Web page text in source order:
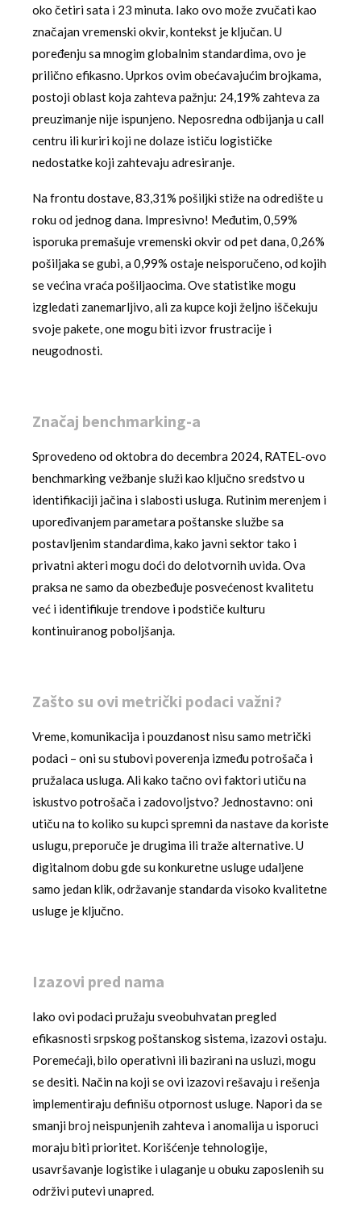
oko četiri sata i 23 minuta. Iako ovo može zvučati kao
značajan vremenski okvir, kontekst je ključan. U
poređenju sa mnogim globalnim standardima, ovo je
prilično efikasno. Uprkos ovim obećavajućim brojkama,
postoji oblast koja zahteva pažnju: 24,19% zahteva za
preuzimanje nije ispunjeno. Neposredna odbijanja u call
centru ili kuriri koji ne dolaze ističu logističke
nedostatke koji zahtevaju adresiranje.
Na frontu dostave, 83,31% pošiljki stiže na odredište u
roku od jednog dana. Impresivno! Međutim, 0,59%
isporuka premašuje vremenski okvir od pet dana, 0,26%
pošiljaka se gubi, a 0,99% ostaje neisporučeno, od kojih
se većina vraća pošiljaocima. Ove statistike mogu
izgledati zanemarljivo, ali za kupce koji željno iščekuju
svoje pakete, one mogu biti izvor frustracije i
neugodnosti.
Značaj benchmarking-a
Sprovedeno od oktobra do decembra 2024, RATEL-ovo
benchmarking vežbanje služi kao ključno sredstvo u
identifikaciji jačina i slabosti usluga. Rutinim merenjem i
upoređivanjem parametara poštanske službe sa
postavljenim standardima, kako javni sektor tako i
privatni akteri mogu doći do delotvornih uvida. Ova
praksa ne samo da obezbeđuje posvećenost kvalitetu
već i identifikuje trendove i podstiče kulturu
kontinuiranog poboljšanja.
Zašto su ovi metrički podaci važni?
Vreme, komunikacija i pouzdanost nisu samo metrički
podaci – oni su stubovi poverenja između potrošača i
pružalaca usluga. Ali kako tačno ovi faktori utiču na
iskustvo potrošača i zadovoljstvo? Jednostavno: oni
utiču na to koliko su kupci spremni da nastave da koriste
uslugu, preporuče je drugima ili traže alternative. U
digitalnom dobu gde su konkuretne usluge udaljene
samo jedan klik, održavanje standarda visoko kvalitetne
usluge je ključno.
Izazovi pred nama
Iako ovi podaci pružaju sveobuhvatan pregled
efikasnosti srpskog poštanskog sistema, izazovi ostaju.
Poremećaji, bilo operativni ili bazirani na usluzi, mogu
se desiti. Način na koji se ovi izazovi rešavaju i rešenja
implementiraju definišu otpornost usluge. Napori da se
smanji broj neispunjenih zahteva i anomalija u isporuci
moraju biti prioritet. Korišćenje tehnologije,
usavršavanje logistike i ulaganje u obuku zaposlenih su
održivi putevi unapred.